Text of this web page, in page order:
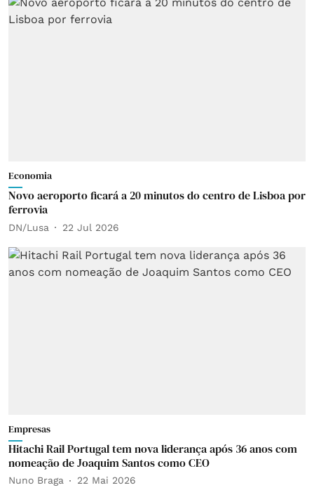
Economia
Novo aeroporto ficará a 20 minutos do centro de Lisboa por
ferrovia
DN/Lusa 22 Jul 2026
Empresas
Hitachi Rail Portugal tem nova liderança após 36 anos com
nomeação de Joaquim Santos como CEO
Nuno Braga 22 Mai 2026